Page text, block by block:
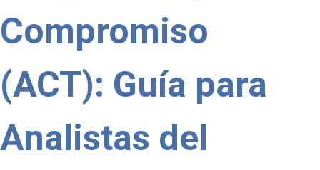
Compromiso
(ACT): Guía para
Analistas del